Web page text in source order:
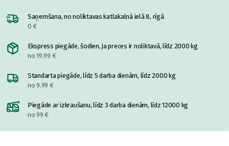
Saņemšana, no noliktavas katlakalnā ielā 8, rīgā
0 €
Ekspress piegāde, šodien, ja preces ir noliktavā, līdz 2000 kg
no 19.99 €
Standarta piegāde, līdz 5 darba dienām, līdz 2000 kg
no 9.99 €
Piegāde ar izkraušanu, līdz 3 darba dienām, līdz 12000 kg
no 99 €